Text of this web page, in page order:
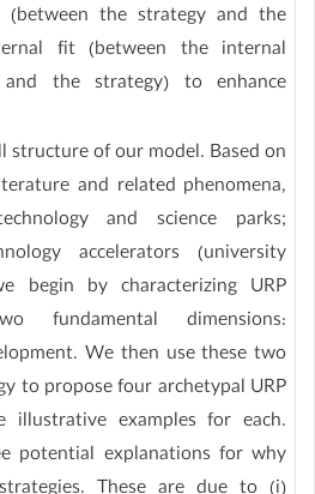
the strategy and the
fit (between the internal
and the strategy) to enhance
structure of our model. Based on
and related phenomena,
and science parks;
accelerators (university
begin by characterizing URP
fundamental dimensions:
We then use these two
to propose four archetypal URP
illustrative examples for each.
potential explanations for why